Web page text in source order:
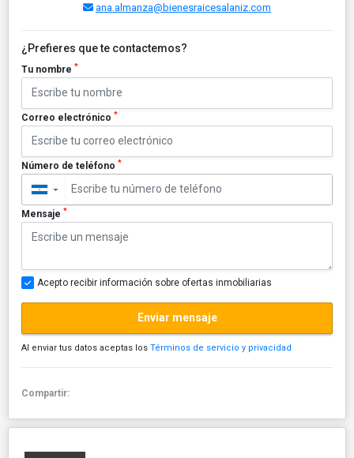
ana.almanza@bienesraicesalaniz.com
¿Prefieres que te contactemos?
Tu nombre *
Correo electrónico *
Número de teléfono *
▼
Mensaje *
Acepto recibir información sobre ofertas inmobiliarias
Enviar mensaje
Al enviar tus datos aceptas los Términos de servicio y privacidad
Compartir: